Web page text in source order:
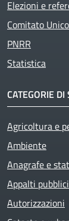
Elezioni e
Comitato
PNRR
Statistica
CATEGORIE DI
Agricoltura e
Ambiente
Anagrafe e
Appalti pubblici
Autorizzazioni